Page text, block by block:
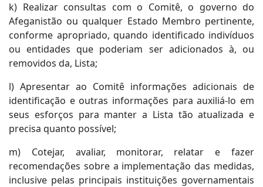
k) Realizar consultas com o Comitê, o governo do
Afeganistão ou qualquer Estado Membro pertinente,
conforme apropriado, quando identificado indivíduos
ou entidades que poderiam ser adicionados à, ou
removidos da, Lista;
l) Apresentar ao Comitê informações adicionais de
identificação e outras informações para auxiliá-lo em
seus esforços para manter a Lista tão atualizada e
precisa quanto possível;
m) Cotejar, avaliar, monitorar, relatar e fazer
recomendações sobre a implementação das medidas,
inclusive pelas principais instituições governamentais